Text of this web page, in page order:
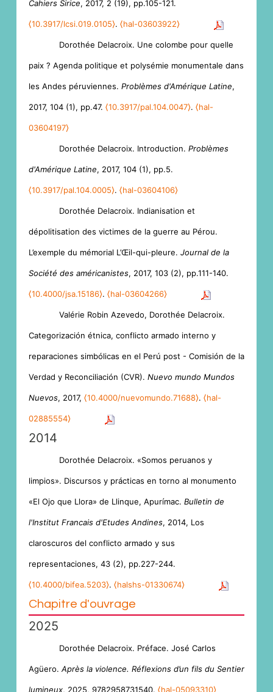
Cahiers Sirice, 2017, 2 (19), pp.105-121.
⟨10.3917/lcsi.019.0105⟩. ⟨hal-03603922⟩
Dorothée Delacroix. Une colombe pour quelle
paix ? Agenda politique et polysémie monumentale dans
les Andes péruviennes. Problèmes d'Amérique Latine,
2017, 104 (1), pp.47. ⟨10.3917/pal.104.0047⟩. ⟨hal-
03604197⟩
Dorothée Delacroix. Introduction. Problèmes
d'Amérique Latine, 2017, 104 (1), pp.5.
⟨10.3917/pal.104.0005⟩. ⟨hal-03604106⟩
Dorothée Delacroix. Indianisation et
dépolitisation des victimes de la guerre au Pérou.
L’exemple du mémorial L’Œil-qui-pleure. Journal de la
Société des américanistes, 2017, 103 (2), pp.111-140.
⟨10.4000/jsa.15186⟩. ⟨hal-03604266⟩
Valérie Robin Azevedo, Dorothée Delacroix.
Categorización étnica, conflicto armado interno y
reparaciones simbólicas en el Perú post - Comisión de la
Verdad y Reconciliación (CVR). Nuevo mundo Mundos
Nuevos, 2017, ⟨10.4000/nuevomundo.71688⟩. ⟨hal-
02885554⟩
2014
Dorothée Delacroix. «Somos peruanos y
limpios». Discursos y prácticas en torno al monumento
«El Ojo que Llora» de Llinque, Apurímac. Bulletin de
l'Institut Francais d'Etudes Andines, 2014, Los
claroscuros del conflicto armado y sus
representaciones, 43 (2), pp.227-244.
⟨10.4000/bifea.5203⟩. ⟨halshs-01330674⟩
Chapitre d'ouvrage
2025
Dorothée Delacroix. Préface. José Carlos
Agüero. Après la violence. Réflexions d’un fils du Sentier
lumineux, 2025, 9782958731540. ⟨hal-05093310⟩